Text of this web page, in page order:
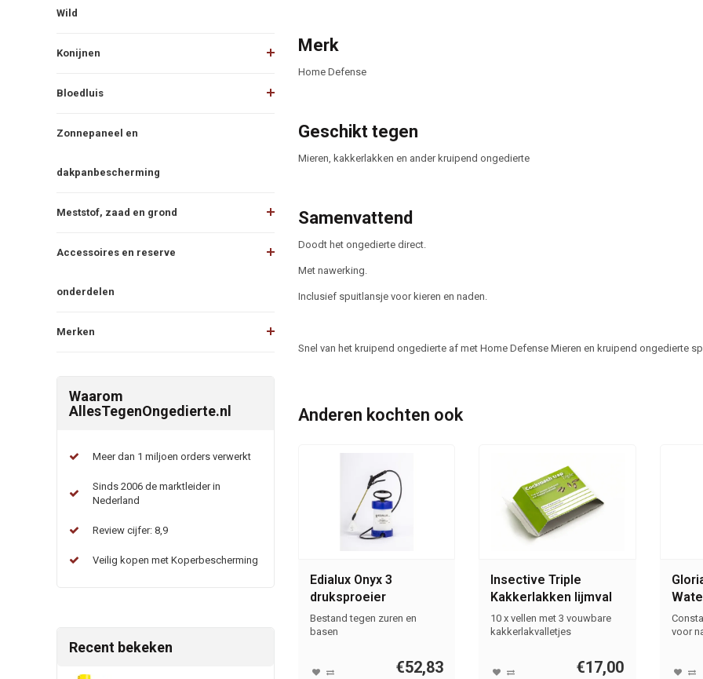
Wild
Konijnen
Bloedluis
Zonnepaneel en
dakpanbescherming
Meststof, zaad en grond
Accessoires en reserve
onderdelen
Merken
Waarom
AllesTegenOngedierte.nl
Meer dan 1 miljoen orders verwerkt
Sinds 2006 de marktleider in
Nederland
Review cijfer: 8,9
Veilig kopen met Koperbescherming
Recent bekeken
Merk
Home Defense
Geschikt tegen
Mieren, kakkerlakken en ander kruipend ongedierte
Samenvattend
Doodt het ongedierte direct.
Met nawerking.
Inclusief spuitlansje voor kieren en naden.
Snel van het kruipend ongedierte af met Home Defense Mieren en kruipend ongedierte
Anderen kochten ook
Edialux Onyx 3
druksproeier
Bestand tegen zuren en
basen
€52,83
Insective Triple
Kakkerlakken lijmval
10 x vellen met 3 vouwbare
kakkerlakvalletjes
€17,00
10
voor